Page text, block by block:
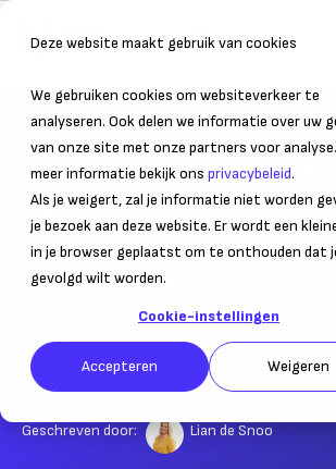
Deze website maakt gebruik van cookies
We gebruiken cookies om websiteverkeer te
analyseren. Ook delen we informatie over uw
van onze site met onze partners voor
meer informatie bekijk ons privacybeleid.
Als je weigert, zal je informatie niet worden
je bezoek aan deze website. Er wordt een
in je browser geplaatst om te onthouden dat
gevolgd wilt worden.
Cookie-instellingen
Accepteren Weigeren
Home Personeel Verlof
Hemelvaart 2026: is het
dag?
Wanneer is het Hemelvaart en is
verplichte vrije dag?
25 maart 2020– Leestijd:2
min.
Laatst bijgewerkt:
16 oktober 2025
Geschreven door: Lian de Snoo